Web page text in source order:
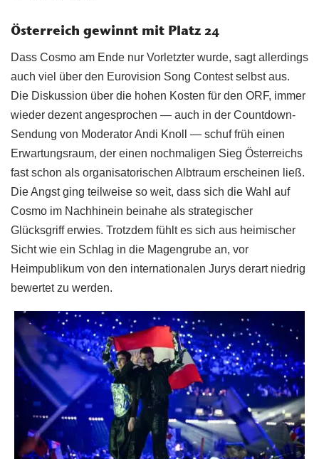
Österreich gewinnt mit Platz 24
Dass Cosmo am Ende nur Vorletzter wurde, sagt allerdings
auch viel über den Eurovision Song Contest selbst aus.
Die Diskussion über die hohen Kosten für den ORF, immer
wieder dezent angesprochen — auch in der Countdown-
Sendung von Moderator Andi Knoll — schuf früh einen
Erwartungsraum, der einen nochmaligen Sieg Österreichs
fast schon als organisatorischen Albtraum erscheinen ließ.
Die Angst ging teilweise so weit, dass sich die Wahl auf
Cosmo im Nachhinein beinahe als strategischer
Glücksgriff erwies. Trotzdem fühlt es sich aus heimischer
Sicht wie ein Schlag in die Magengrube an, vor
Heimpublikum von den internationalen Jurys derart niedrig
bewertet zu werden.